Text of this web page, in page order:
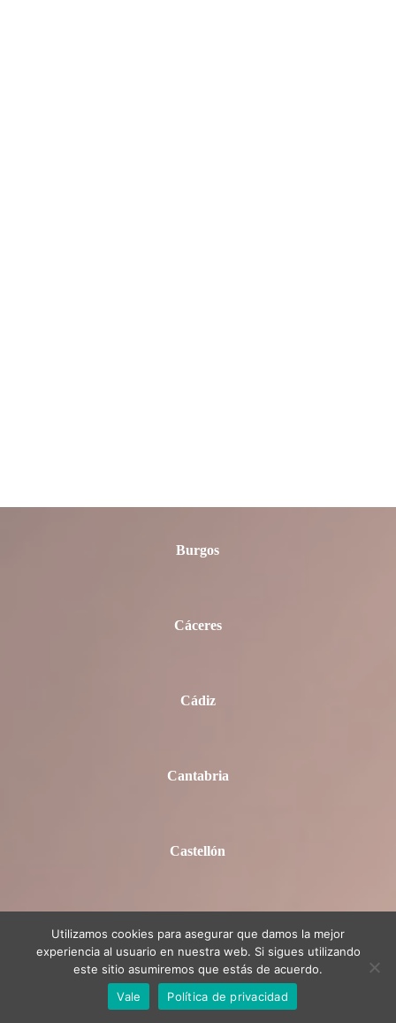
Burgos
Cáceres
Cádiz
Cantabria
Castellón
Córdoba
Utilizamos cookies para asegurar que damos la mejor
experiencia al usuario en nuestra web. Si sigues utilizando
este sitio asumiremos que estás de acuerdo.
Vale
Política de privacidad